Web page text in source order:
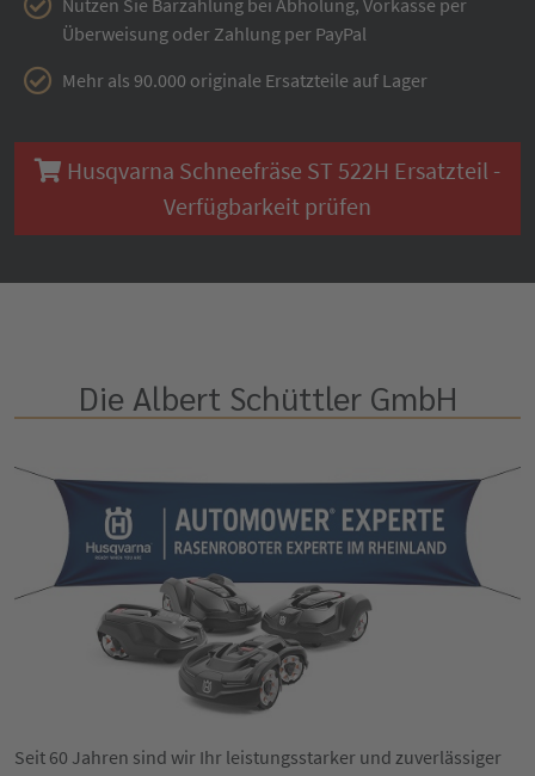
Nutzen Sie Barzahlung bei Abholung, Vorkasse per
Überweisung oder Zahlung per PayPal
Mehr als 90.000 originale Ersatzteile auf Lager
Husqvarna Schneefräse ST 522H Ersatzteil -
Verfügbarkeit prüfen
Die Albert Schüttler GmbH
Seit 60 Jahren sind wir Ihr leistungsstarker und zuverlässiger